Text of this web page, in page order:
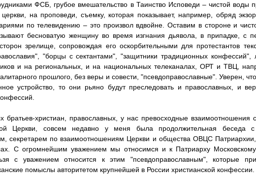
ФСБ, грубое вмешательство в Таинство Исповеди – чистой воды
на проповеди, съемку, которая показывает, например, обряд
по телевидению – это произвол вдвойне. Оставим в стороне и
бесноватую женщину во время изгнания дьявола, в припадке, с
зрелище, сопровождая его оскорбительными для протестантов
"борцы с сектантами", "защитники традиционных конфессий",
и на региональных, и на национальных телеканалах, ОРТ и ТВЦ,
прошлого, без веры и совести, "псевдоправославные". Уверен,
устройство, то они рьяно будут преследовать и православных, и
христиан, православных, у нас превосходные взаимоотношения с
Церкви, совсем недавно у меня была продолжительная беседа с
секретарем по взаимоотношениям Церкви и общества ОВЦС
С огромнейшим уважением мы относимся и к Патриарху
с уважением относится к этим "псевдоправославным", которые
помыслы авторитетом крупнейшей в России христианской конфессии.